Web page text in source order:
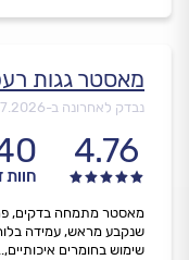
מאסטר גגות
נבדק לאחרונה ב-
4.76
מאסטר מתמחה בדקים,
שנקבע מראש, עמידה
שימוש בחומרים איכותיים,...